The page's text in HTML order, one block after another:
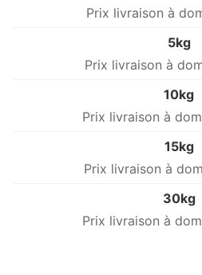
5kg
10kg
15kg
30kg